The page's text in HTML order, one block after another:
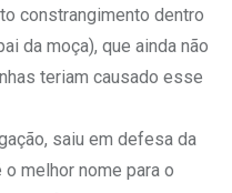
constrangimento dentro
da moça), que ainda não
teriam causado esse
saiu em defesa da
melhor nome para o